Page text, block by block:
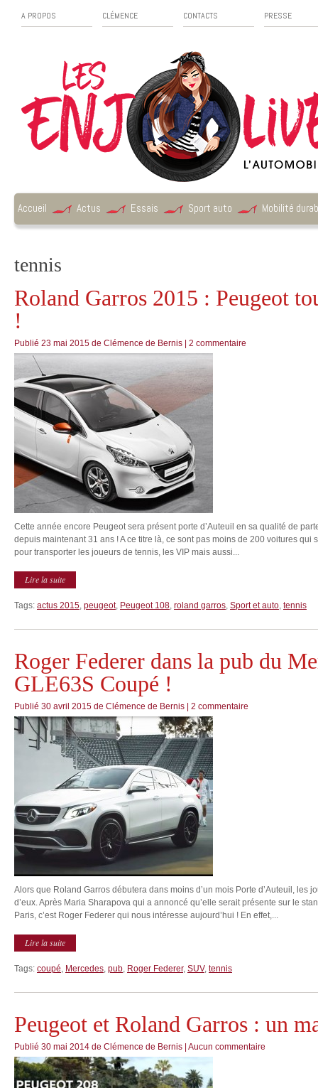
A PROPOS CLÉMENCE CONTACTS PRESSE
Accueil Actus Essais Sport auto Mobilité
tennis
Roland Garros 2015 : Peugeot
!
Publié 23 mai 2015 de Clémence de Bernis 2 commentaire
Cette année encore Peugeot sera présent porte d’Auteuil en sa qualité de
depuis maintenant 31 ans ! A ce titre là, ce sont pas moins de 200 voitures qui
pour transporter les joueurs de tennis, les VIP mais aussi...
Lire la suite
Tags: actus 2015, peugeot, Peugeot 108, roland garros, Sport et auto, tennis
Roger Federer dans la pub du
GLE63S Coupé !
Publié 30 avril 2015 de Clémence de Bernis 2 commentaire
Alors que Roland Garros débutera dans moins d’un mois Porte d’Auteuil, les
d’eux. Après Maria Sharapova qui a annoncé qu’elle serait présente sur le
Paris, c’est Roger Federer qui nous intéresse aujourd’hui ! En effet,...
Lire la suite
Tags: coupé, Mercedes, pub, Roger Federer, SUV, tennis
Peugeot et Roland Garros : un
Publié 30 mai 2014 de Clémence de Bernis Aucun commentaire